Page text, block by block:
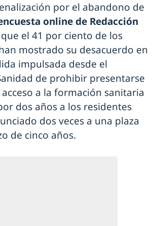
por el abandono de
online de Redacción
el 41 por ciento de los
mostrado su desacuerdo en
impulsada desde el
de prohibir presentarse
a la formación sanitaria
dos años a los residentes
dos veces a una plaza
de cinco años.